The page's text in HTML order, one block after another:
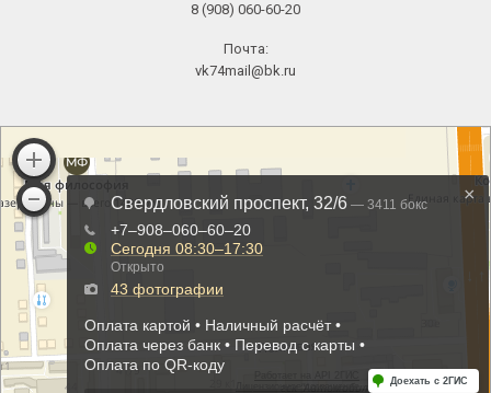
8 (908) 060-60-20
Почта:
vk74mail@bk.ru